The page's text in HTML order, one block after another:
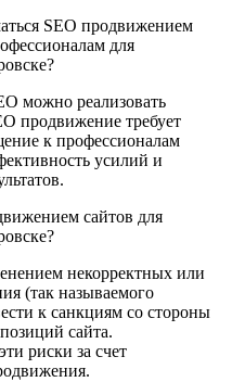
SEO продвижением
для
можно реализовать
продвижение требует
к профессионалам
усилий и
сайтов для
некорректных или
(так называемого
к санкциям со стороны
сайта.
риски за счет